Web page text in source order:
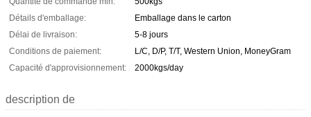
Détails d'emballage:
Emballage dans le carton
Délai de livraison:
5-8 jours
Conditions de paiement:
L/C, D/P, T/T, Western Union, MoneyGram
Capacité d'approvisionnement:
2000kgs/day
description de